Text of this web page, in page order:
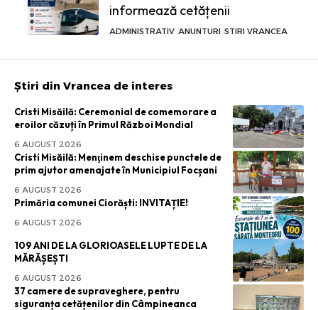
informează cetățenii
ADMINISTRATIV ANUNTURI STIRI VRANCEA
Știri din Vrancea de interes
Cristi Misăilă: Ceremonial de comemorare a
eroilor căzuți în Primul Război Mondial
6 AUGUST 2026
Cristi Misăilă: Menţinem deschise punctele de
prim ajutor amenajate în Municipiul Focșani
6 AUGUST 2026
Primăria comunei Ciorăști: INVITAȚIE!
6 AUGUST 2026
109 ANI DE LA GLORIOASELE LUPTE DE LA
MĂRĂȘEȘTI
6 AUGUST 2026
37 camere de supraveghere, pentru
siguranța cetățenilor din Câmpineanca